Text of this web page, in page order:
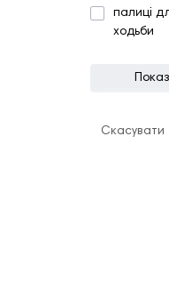
палиці
ходьби
Скасувати